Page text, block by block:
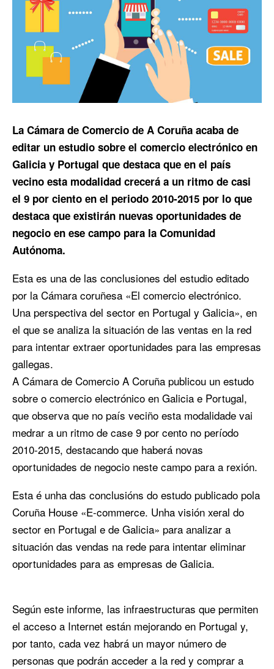
La Cámara de Comercio de A Coruña acaba de
editar un estudio sobre el comercio electrónico en
Galicia y Portugal que destaca que en el país
vecino esta modalidad crecerá a un ritmo de casi
el 9 por ciento en el periodo 2010-2015 por lo que
destaca que existirán nuevas oportunidades de
negocio en ese campo para la Comunidad
Autónoma.
Esta es una de las conclusiones del estudio editado
por la Cámara coruñesa «El comercio electrónico.
Una perspectiva del sector en Portugal y Galicia», en
el que se analiza la situación de las ventas en la red
para intentar extraer oportunidades para las empresas
gallegas.
A Cámara de Comercio A Coruña publicou un estudo
sobre o comercio electrónico en Galicia e Portugal,
que observa que no país veciño esta modalidade vai
medrar a un ritmo de case 9 por cento no período
2010-2015, destacando que haberá novas
oportunidades de negocio neste campo para a rexión.
Esta é unha das conclusións do estudo publicado pola
Coruña House «E-commerce. Unha visión xeral do
sector en Portugal e de Galicia» para analizar a
situación das vendas na rede para intentar eliminar
oportunidades para as empresas de Galicia.
Según este informe, las infraestructuras que permiten
el acceso a Internet están mejorando en Portugal y,
por tanto, cada vez habrá un mayor número de
personas que podrán acceder a la red y comprar a